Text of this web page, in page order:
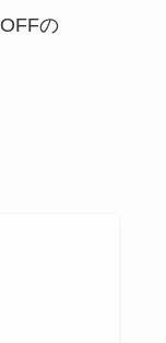
OFFの